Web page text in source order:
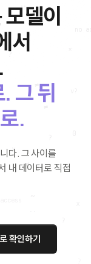
델이
서
그 뒤
.
다. 그 사이를
내 데이터로 직접
확인하기